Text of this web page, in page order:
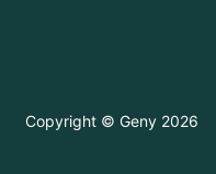
Copyright © Geny 2026